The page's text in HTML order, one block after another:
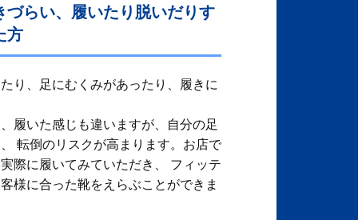
らい、履いたり脱いだりす
方
り、足にむくみがあったり、履きに
履いた感じも違いますが、自分の足
転倒のリスクが高まります。お店で
際に履いてみていただき、 フィッテ
様に合った靴をえらぶことができま